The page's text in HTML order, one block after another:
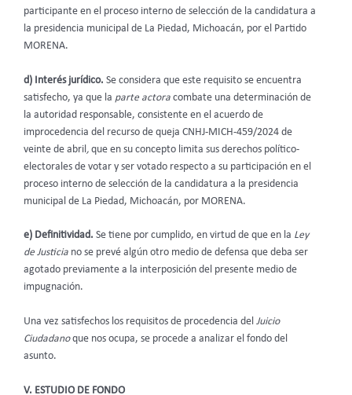
participante en el proceso interno de selección de la candidatura a
la presidencia municipal de La Piedad, Michoacán, por el Partido
MORENA.
d) Interés jurídico. Se considera que este requisito se encuentra
satisfecho, ya que la parte actora combate una determinación de
la autoridad responsable, consistente en el acuerdo de
improcedencia del recurso de queja CNHJ-MICH-459/2024 de
veinte de abril , que en su concepto limita sus derechos político-
electorales de votar y ser votado respecto a su participación en el
proceso interno de selección de la candidatura a la presidencia
municipal de La Piedad, Michoacán, por MORENA.
e) Definitividad. Se tiene por cumplido, en virtud de que en la Ley
de Justicia no se prevé algún otro medio de defensa que deba ser
agotado previamente a la interposición del presente medio de
impugnación.
Una vez satisfechos los requisitos de procedencia del Juicio
Ciudadanoque nos ocupa, se procede a analizar el fondo del
asunto.
V. ESTUDIO DE FONDO